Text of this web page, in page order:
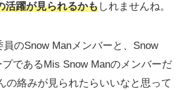
活躍が見られるかもしれませんね。
のSnow Manメンバーと、Snow
であるMis Snow Manのメンバーだ
の絡みが見られたらいいなと思って